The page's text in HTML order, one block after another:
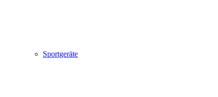
Sportgeräte